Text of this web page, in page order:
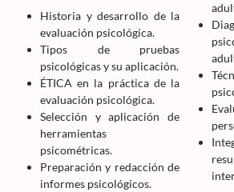
Historia y desarrollo de la
evaluación psicológica.
Tipos de pruebas
psicológicas y su aplicación.
ÉTICA en la práctica de la
evaluación psicológica.
Selección y aplicación de
herramientas
psicométricas.
Preparación y redacción de
informes psicológicos.